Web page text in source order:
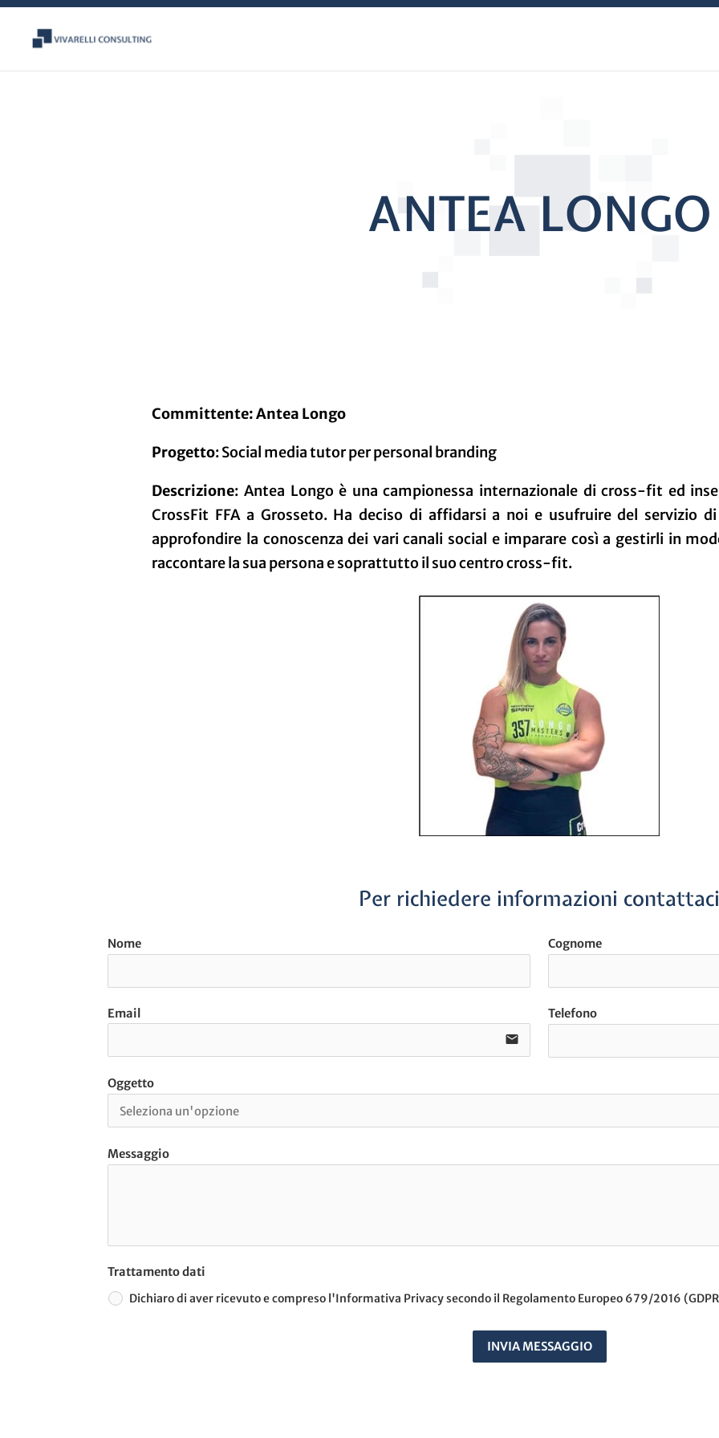
ANTEA LONGO
Committente: Antea Longo
Progetto: Social media tutor per personal branding
Descrizione: Antea Longo è una campionessa internazionale di cross-fit ed
CrossFit FFA a Grosseto. Ha deciso di affidarsi a noi e usufruire del servizio
approfondire la conoscenza dei vari canali social e imparare così a gestirli in
raccontare la sua persona e soprattutto il suo centro cross-fit.
Per richiedere informazioni contattaci
Nome Cognome
Email
email
Telefono
Oggetto
Messaggio
Trattamento dati
Dichiaro di aver ricevuto e compreso l'Informativa Privacy secondo il Regolamento Europeo 679/2016
INVIA MESSAGGIO